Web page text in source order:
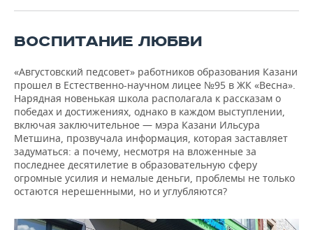
ВОСПИТАНИЕ ЛЮБВИ
«Августовский педсовет» работников образования Казани
прошел в Естественно-научном лицее №95 в ЖК «Весна».
Нарядная новенькая школа располагала к рассказам о
победах и достижениях, однако в каждом выступлении,
включая заключительное — мэра Казани Ильсура
Метшина, прозвучала информация, которая заставляет
задуматься: а почему, несмотря на вложенные за
последнее десятилетие в образовательную сферу
огромные усилия и немалые деньги, проблемы не только
остаются нерешенными, но и углубляются?